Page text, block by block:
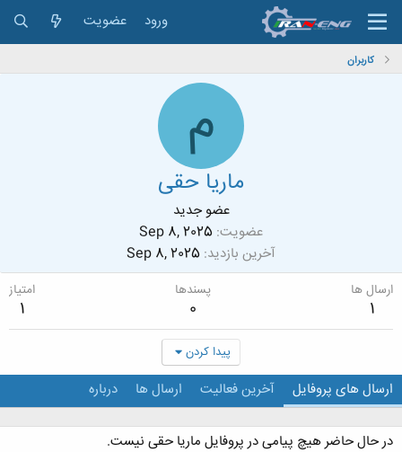
ورود عضویت
کاربران
م
ماریا حقی
عضو جدید
عضویت Sep 8, 2025
آخرین بازدید Sep 8, 2025
ارسال ها
1
پسندها
0
امتیاز
1
پیدا کردن
ارسال های پروفایل آخرین فعالیت ارسال ها درباره
در حال حاضر هیچ پیامی در پروفایل ماریا حقی نیست.